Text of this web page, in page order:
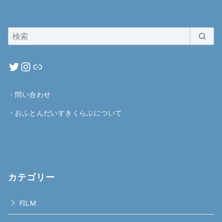
・ 問い合わせ
・ おふとんだいすきくらぶについて
カテゴリー
FILM